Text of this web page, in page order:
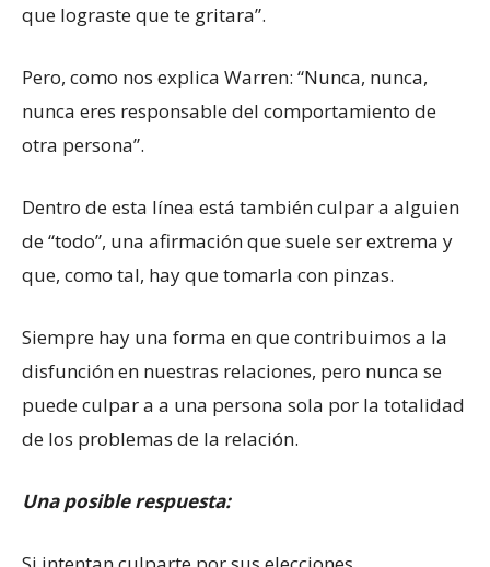
que lograste que te gritara”.
Pero, como nos explica Warren: “Nunca, nunca,
nunca eres responsable del comportamiento de
otra persona”.
Dentro de esta línea está también culpar a alguien
de “todo”, una afirmación que suele ser extrema y
que, como tal, hay que tomarla con pinzas.
Siempre hay una forma en que contribuimos a la
disfunción en nuestras relaciones, pero nunca se
puede culpar a a una persona sola por la totalidad
de los problemas de la relación.
Una posible respuesta: